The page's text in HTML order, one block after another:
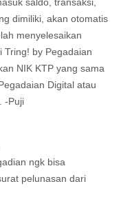
dimiliki, akan otomatis
menyelesaikan
Tring! by Pegadaian
NIK KTP yang sama
Digital atau
-Puji
ngk bisa
pelunasan dari